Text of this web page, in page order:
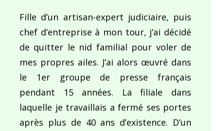
Fille d’un artisan-expert judiciaire, puis
chef d’entreprise à mon tour, j’ai décidé
de quitter le nid familial pour voler de
mes propres ailes. J’ai alors œuvré dans
le 1er groupe de presse français
pendant 15 années. La filiale dans
laquelle je travaillais a fermé ses portes
après plus de 40 ans d’existence. D’un